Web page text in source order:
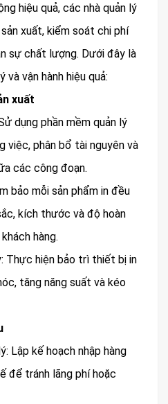
hiệu quả, các nhà quản lý
xuất, kiểm soát chi phí
sự chất lượng. Dưới đây là
và vận hành hiệu quả:
xuất
dụng phần mềm quản lý
việc, phân bổ tài nguyên và
các công đoạn.
bảo mỗi sản phẩm in đều
kích thước và độ hoàn
hàng.
Thực hiện bảo trì thiết bị in
tăng năng suất và kéo
Lập kế hoạch nhập hàng
để tránh lãng phí hoặc